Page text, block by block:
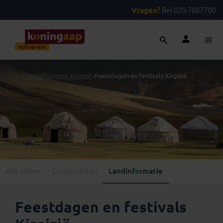
Vragen? Bel 020-7887700
Landinformatie Kirgizië >Feestdagen en festivals Kirgizië
Landinformatie
Feestdagen en festivals